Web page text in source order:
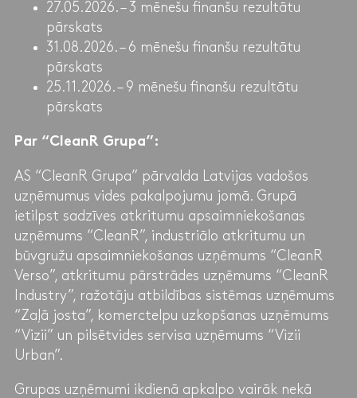
27.05.2026. – 3 mēnešu finanšu rezultātu
pārskats
31.08.2026. – 6 mēnešu finanšu rezultātu
pārskats
25.11.2026. – 9 mēnešu finanšu rezultātu
pārskats
Par “CleanR Grupa”:
AS “CleanR Grupa” pārvalda Latvijas vadošos
uzņēmumus vides pakalpojumu jomā. Grupā
ietilpst sadzīves atkritumu apsaimniekošanas
uzņēmums “CleanR”, industriālo atkritumu un
būvgružu apsaimniekošanas uzņēmums “CleanR
Verso”, atkritumu pārstrādes uzņēmums “CleanR
Industry”, ražotāju atbildības sistēmas uzņēmums
“Zaļā josta”, komerctelpu uzkopšanas uzņēmums
“Vizii” un pilsētvides servisa uzņēmums “Vizii
Urban”.
Grupas uzņēmumi ikdienā apkalpo vairāk nekā